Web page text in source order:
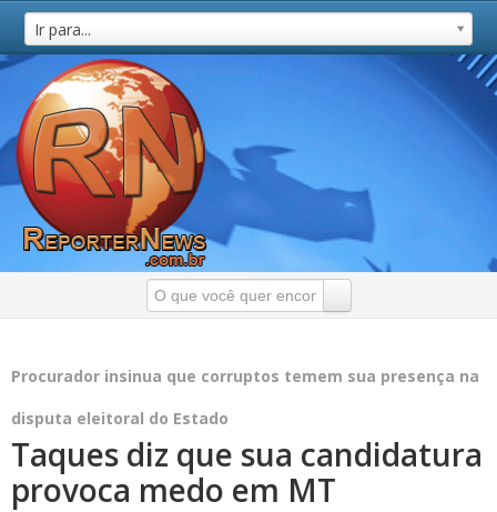
Ir para...
Procurador insinua que corruptos temem sua presença na
disputa eleitoral do Estado
Taques diz que sua candidatura
provoca medo em MT